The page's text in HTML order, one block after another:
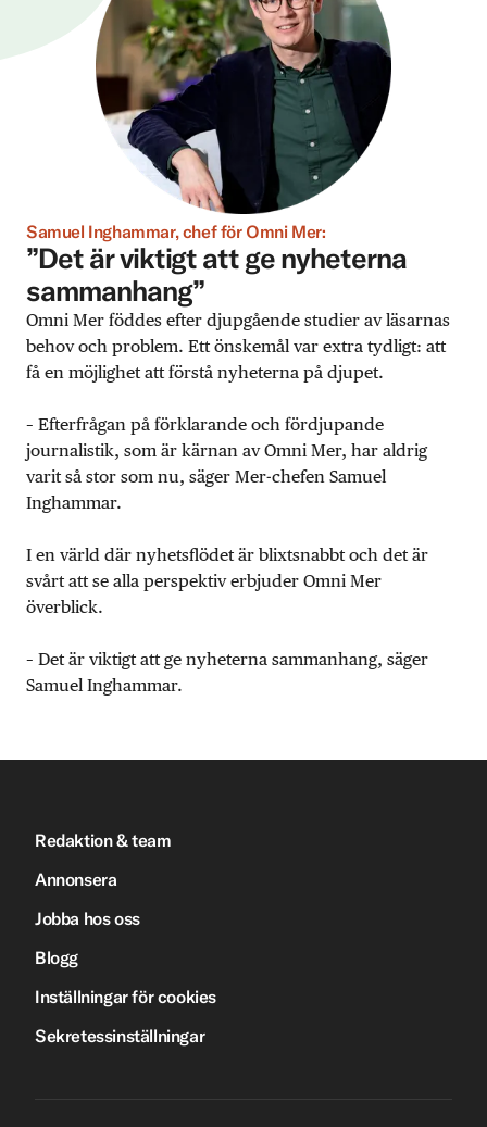
Samuel Inghammar, chef för Omni Mer:
”Det är viktigt att ge nyheterna
sammanhang”
Omni Mer föddes efter djupgående studier av läsarnas
behov och problem. Ett önskemål var extra tydligt: att
få en möjlighet att förstå nyheterna på djupet.
– Efterfrågan på förklarande och fördjupande
journalistik, som är kärnan av Omni Mer, har aldrig
varit så stor som nu, säger Mer-chefen Samuel
Inghammar.
I en värld där nyhetsflödet är blixtsnabbt och det är
svårt att se alla perspektiv erbjuder Omni Mer
överblick.
– Det är viktigt att ge nyheterna sammanhang, säger
Samuel Inghammar.
Redaktion & team
Annonsera
Jobba hos oss
Blogg
Inställningar för cookies
Sekretessinställningar